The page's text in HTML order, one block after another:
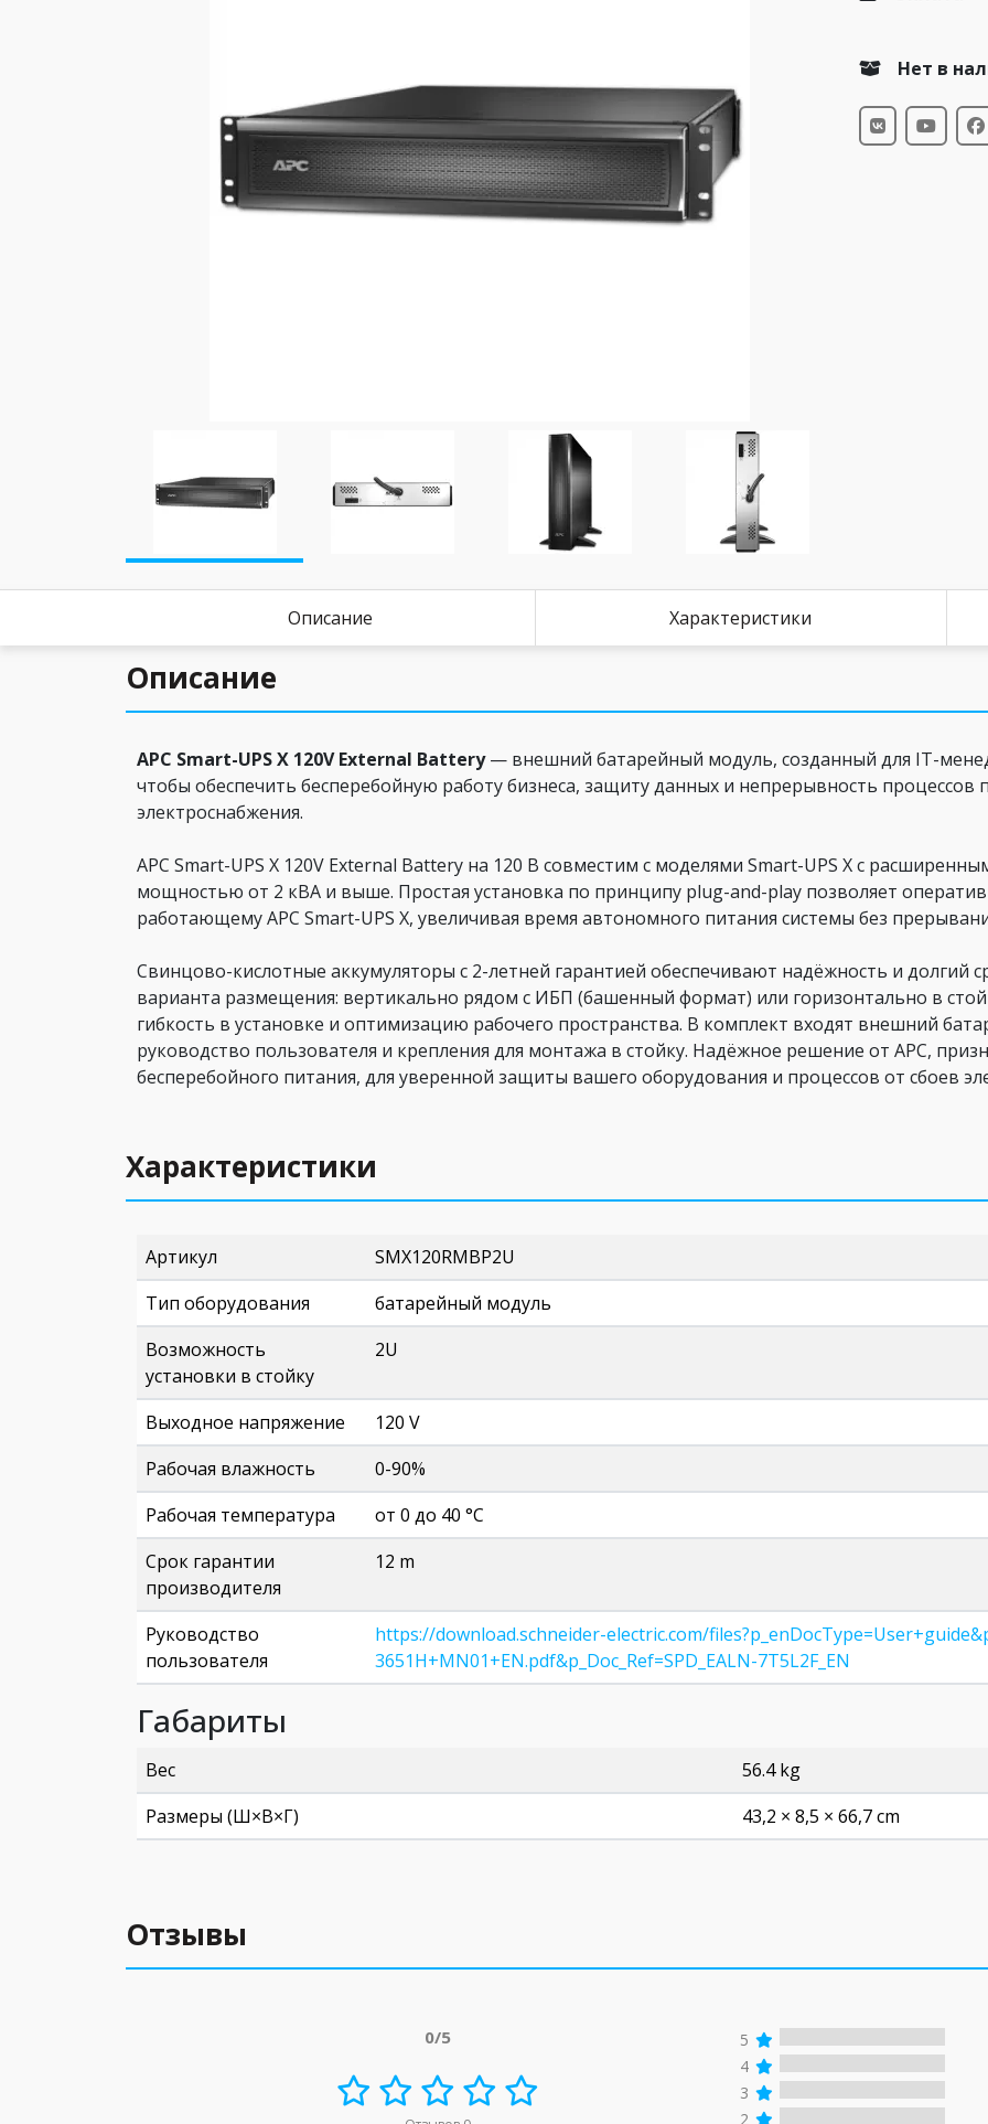
Нет в
Описание Характеристики
Описание
APC Smart-UPS X 120V External Battery— внешний батарейный модуль, созданный для IT-
чтобы обеспечить бесперебойную работу бизнеса, защиту данных и непрерывность процессов
электроснабжения.
APC Smart-UPS X 120V External Battery на 120 В совместим с моделями Smart-UPS X с
мощностью от 2 кВА и выше. Простая установка по принципу plug-and-play позволяет
работающему APC Smart-UPS X, увеличивая время автономного питания системы без
Свинцово-кислотные аккумуляторы с 2-летней гарантией обеспечивают надёжность и долгий
варианта размещения: вертикально рядом с ИБП (башенный формат) или горизонтально в
гибкость в установке и оптимизацию рабочего пространства. В комплект входят внешний
руководство пользователя и крепления для монтажа в стойку. Надёжное решение от APC,
бесперебойного питания, для уверенной защиты вашего оборудования и процессов от сбоев
Характеристики
Артикул
SMX120RMBP2U
Тип оборудования
батарейный модуль
Возможность
установки в стойку
2U
Выходное напряжение
120 V
Рабочая влажность
0-90%
Рабочая температура
от 0 до 40 °C
Срок гарантии
производителя
12 m
Руководство
пользователя
https://download.schneider-electric.com/
3651H+MN01+EN.pdf&p_Doc_Ref=SPD_EALN-7T5L2F_EN
Габариты
Вес
56.4 kg
Размеры (Ш×В×Г)
43,2 × 8,5 × 66,7 cm
Отзывы
0/5
5
4
3
2